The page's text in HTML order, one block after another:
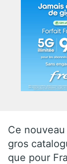
Ce
gros
que pour